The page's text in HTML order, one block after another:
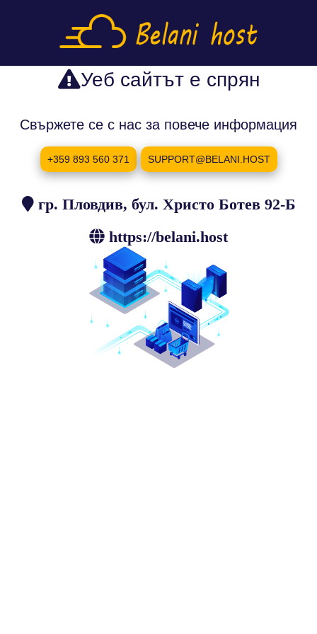
Уеб сайтът е спрян
Свържете се с нас за повече информация
+359 893 560 371 SUPPORT@BELANI.HOST
гр. Пловдив, бул. Христо Ботев 92-Б
https://belani.host